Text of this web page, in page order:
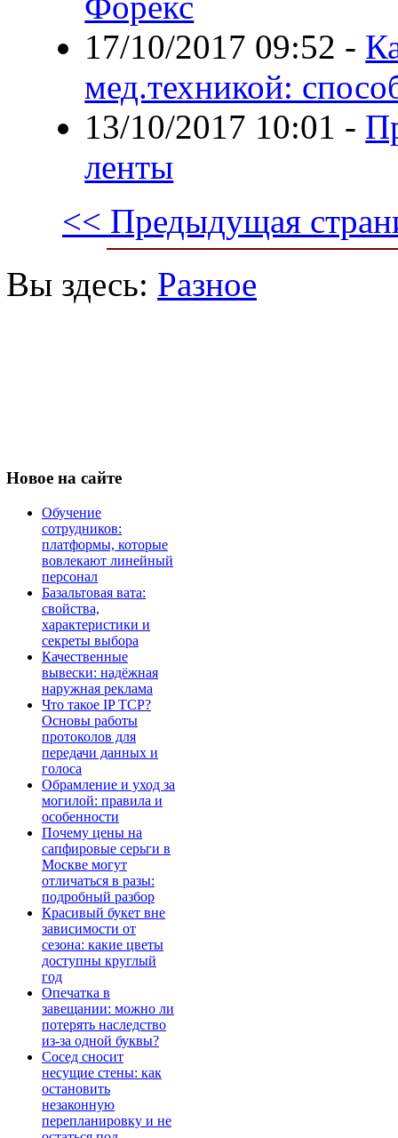
17/10/2017 09:52 -
мед.техникой:
13/10/2017 10:01 -
ленты
<< Предыдущая
Вы здесь: Разное
Новое на сайте
Обучение
сотрудников:
платформы, которые
вовлекают линейный
персонал
Базальтовая вата:
свойства,
характеристики и
секреты выбора
Качественные
вывески: надёжная
наружная реклама
Что такое IP TCP?
Основы работы
протоколов для
передачи данных и
голоса
Обрамление и уход за
могилой: правила и
особенности
Почему цены на
сапфировые серьги в
Москве могут
отличаться в разы:
подробный разбор
Красивый букет вне
зависимости от
сезона: какие цветы
доступны круглый
год
Опечатка в
завещании: можно ли
потерять наследство
из-за одной буквы?
Сосед сносит
несущие стены: как
остановить
незаконную
перепланировку и не